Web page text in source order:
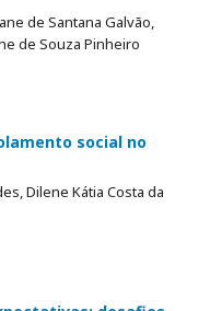
de Santana Galvão,
de Souza Pinheiro
social no
Dilene Kátia Costa da